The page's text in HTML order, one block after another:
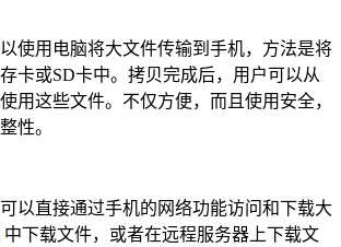
用电脑将大文件传输到手机，方法是将
卡或SD卡中。拷贝完成后，用户可以从
用这些文件。不仅方便，而且使用安全，
性。
直接通过手机的网络功能访问和下载大
中下载文件，或者在远程服务器上下载文